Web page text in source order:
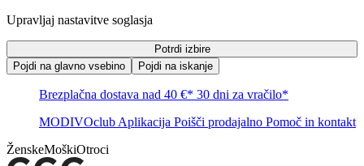
Upravljaj nastavitve soglasja
Potrdi izbire
Pojdi na glavno vsebino
Pojdi na iskanje
Brezplačna dostava nad 40 €* 30 dni za vračilo*
MODIVOclub Aplikacija Poišči prodajalno Pomoč in kontakt
ŽenskeMoškiOtroci